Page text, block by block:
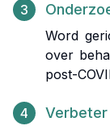
3
Word
over
post-
4 Verbeter